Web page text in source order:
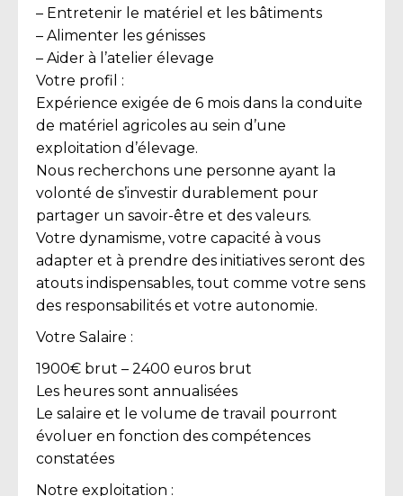
– Entretenir le matériel et les bâtiments
– Alimenter les génisses
– Aider à l’atelier élevage
Votre profil :
Expérience exigée de 6 mois dans la conduite
de matériel agricoles au sein d’une
exploitation d’élevage.
Nous recherchons une personne ayant la
volonté de s’investir durablement pour
partager un savoir-être et des valeurs.
Votre dynamisme, votre capacité à vous
adapter et à prendre des initiatives seront des
atouts indispensables, tout comme votre sens
des responsabilités et votre autonomie.
Votre Salaire :
1900€ brut – 2400 euros brut
Les heures sont annualisées
Le salaire et le volume de travail pourront
évoluer en fonction des compétences
constatées
Notre exploitation :